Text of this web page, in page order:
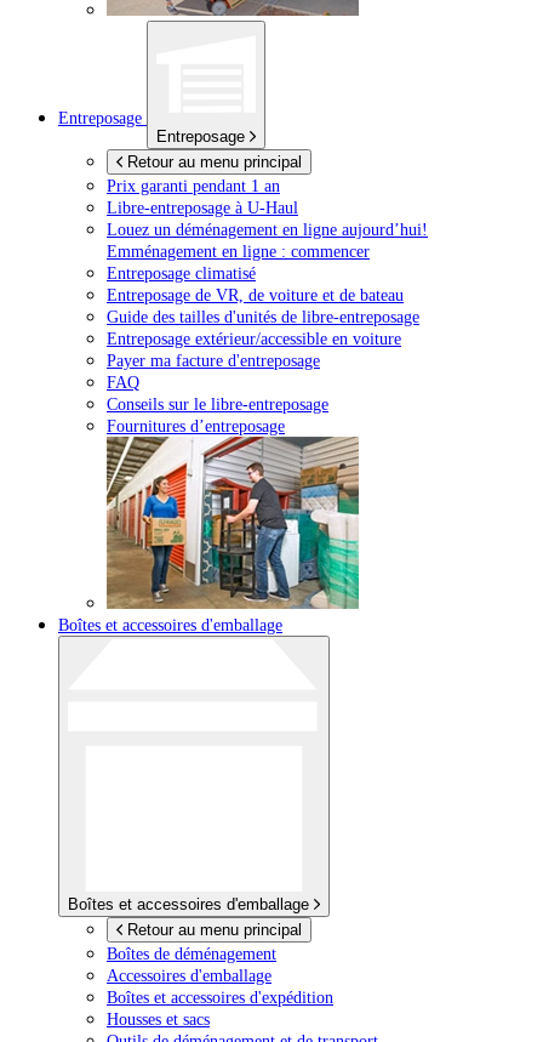
Entreposage
Entreposage
Retour au menu principal
Prix garanti pendant 1 an
Libre-entreposage à U-Haul
Louez un déménagement en ligne aujourd’hui!
Emménagement en ligne : commencer
Entreposage climatisé
Entreposage de VR, de voiture et de bateau
Guide des tailles d'unités de libre-entreposage
Entreposage extérieur/accessible en voiture
Payer ma facture d'entreposage
FAQ
Conseils sur le libre-entreposage
Fournitures d’entreposage
Boîtes et accessoires d'emballage
Boîtes et accessoires d'emballage
Retour au menu principal
Boîtes de déménagement
Accessoires d'emballage
Boîtes et accessoires d'expédition
Housses et sacs